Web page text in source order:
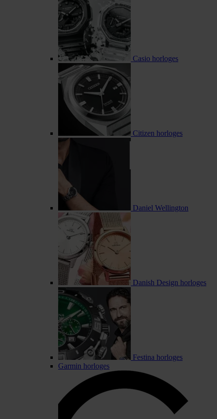
Casio horloges
Citizen horloges
Daniel Wellington
Danish Design horloges
Festina horloges
Garmin horloges